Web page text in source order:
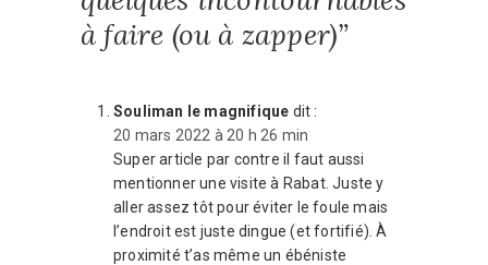
à faire (ou à zapper)”
Souliman le magnifique dit :
20 mars 2022 à 20 h 26 min
Super article par contre il faut aussi
mentionner une visite à Rabat. Juste y
aller assez tôt pour éviter le foule mais
l’endroit est juste dingue (et fortifié). À
proximité t’as même un ébéniste